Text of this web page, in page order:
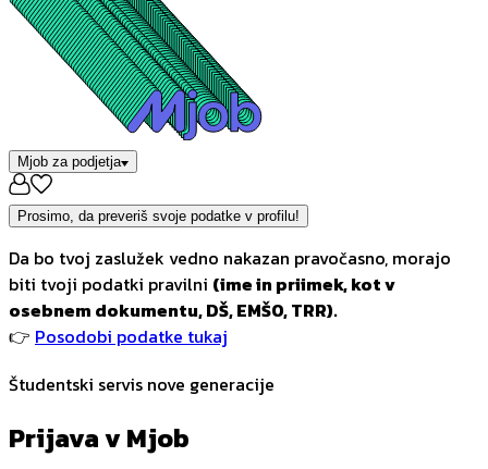
Mjob za podjetja
Prosimo, da preveriš svoje podatke v profilu!
Da bo tvoj zaslužek vedno nakazan pravočasno, morajo
biti tvoji podatki pravilni (ime in priimek, kot v
osebnem dokumentu, DŠ, EMŠO, TRR).
👉 Posodobi podatke tukaj
Študentski servis nove generacije
Prijava v Mjob